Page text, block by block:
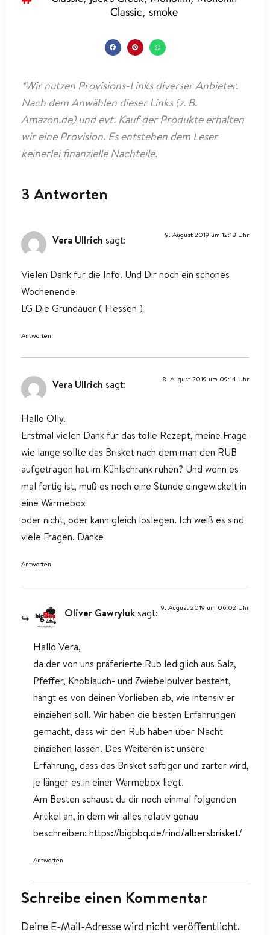
Classic, smoke
*Wir nutzen Provisions-Links diverser Anbieter.
Nach dem Anwählen dieser Links (z. B.
Amazon.de) und evt. Kauf der Produkte erhalten
wir eine Provision. Es entstehen dem Leser
keinerlei finanzielle Nachteile.
3 Antworten
Vera Ullrich sagt: 9. August 2019 um 12:18 Uhr
Vielen Dank für die Info. Und Dir noch ein schönes
Wochenende
LG Die Gründauer ( Hessen )
Antworten
Vera Ullrich sagt: 8. August 2019 um 09:14 Uhr
Hallo Olly.
Erstmal vielen Dank für das tolle Rezept, meine Frage
wie lange sollte das Brisket nach dem man den RUB
aufgetragen hat im Kühlschrank ruhen? Und wenn es
mal fertig ist, muß es noch eine Stunde eingewickelt in
eine Wärmebox
oder nicht, oder kann gleich loslegen. Ich weiß es sind
viele Fragen. Danke
Antworten
Oliver Gawryluk sagt: 9. August 2019 um 06:02 Uhr
Hallo Vera,
da der von uns präferierte Rub lediglich aus Salz,
Pfeffer, Knoblauch- und Zwiebelpulver besteht,
hängt es von deinen Vorlieben ab, wie intensiv er
einziehen soll. Wir haben die besten Erfahrungen
gemacht, dass wir den Rub haben über Nacht
einziehen lassen. Des Weiteren ist unsere
Erfahrung, dass das Brisket saftiger und zarter wird,
je länger es in einer Wärmebox liegt.
Am Besten schaust du dir noch einmal folgenden
Artikel an, in dem wir alles relativ genau
beschreiben: https://bigbbq.de/rind/albersbrisket/
Antworten
Schreibe einen Kommentar
Deine E-Mail-Adresse wird nicht veröffentlicht.